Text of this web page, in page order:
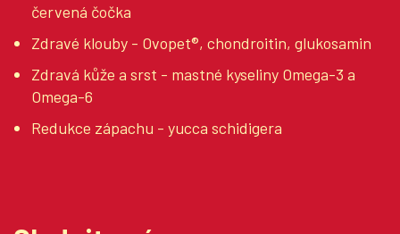
červená čočka
Zdravé klouby - Ovopet®, chondroitin, glukosamin
Zdravá kůže a srst - mastné kyseliny Omega-3 a
Omega-6
Redukce zápachu - yucca schidigera